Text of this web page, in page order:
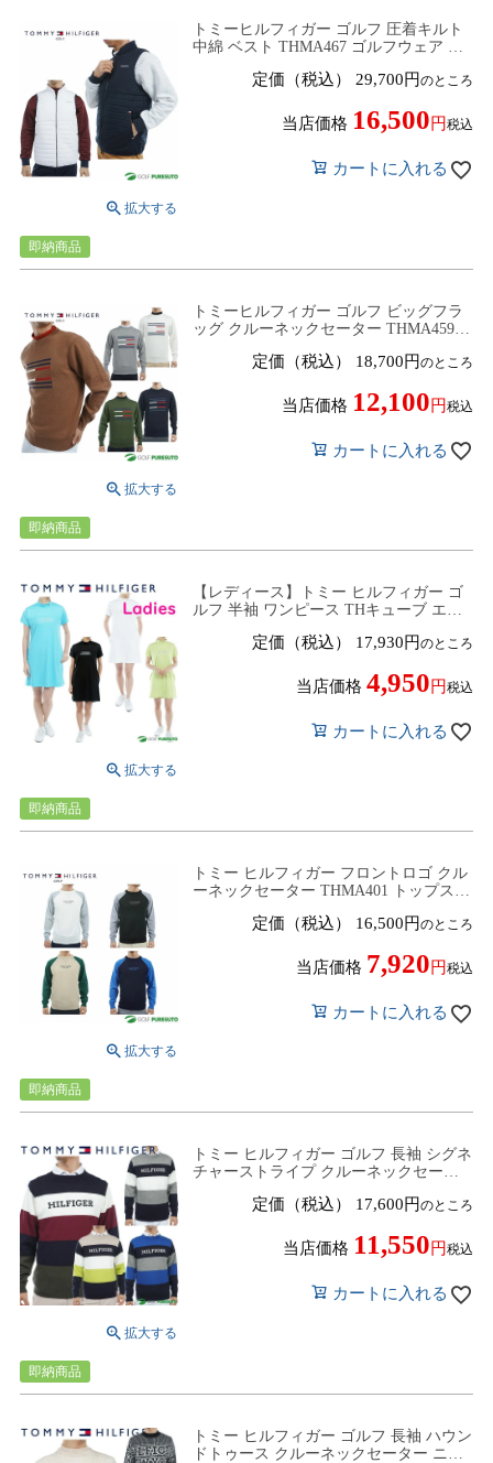
トミーヒルフィガー ゴルフ 圧着キルト
中綿 ベスト THMA467 ゴルフウェア ト
HILFIGER定価（税込） 29,700 のところ
当店価格 16,500 税込
カートに入れる
即納商品
トミーヒルフィガー ゴルフ ビッグフラ
ッグ クルーネックセーター THMA459
ル TOMMY HILFIGER
定価（税込） 18,700 のところ
当店価格 12,100 税込
カートに入れる
即納商品
【レディース】トミー ヒルフィガー ゴ
ルフ 半袖 ワンピース THキューブ エン
ウェア 春夏モデル TOMMY HILFIGER
定価（税込） 17,930 のところ
当店価格 4,950 税込
カートに入れる
即納商品
トミー ヒルフィガー フロントロゴ クル
ーネックセーター THMA401 トップス
TOMMY HILFIGER
定価（税込） 16,500 のところ
当店価格 7,920 税込
カートに入れる
即納商品
トミー ヒルフィガー ゴルフ 長袖 シグネ
チャーストライプ クルーネックセータ
定価（税込） 17,600 のところ
当店価格 11,550 税込
カートに入れる
即納商品
トミー ヒルフィガー ゴルフ 長袖 ハウン
ドトゥース クルーネックセーター ニッ